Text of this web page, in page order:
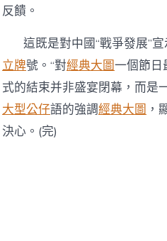
反饋。
這既是對中國“戰爭發展”
立牌號。“對經典大圖一個節日
式的結束并非盛宴閉幕，而是
大型公仔語的強調經典大圖 ，
決心。(完)